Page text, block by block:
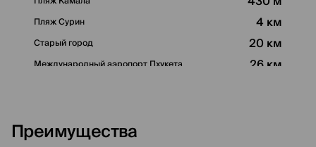
Пляж Сурин 4 км
Старый город 20 км
Международный аэропорт Пхукета 26 км
Преимущества